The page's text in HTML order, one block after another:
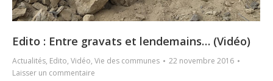
Edito : Entre gravats et lendemains… (Vidéo)
Actualités, Edito, Vidéo, Vie des communes
22 novembre 2016
Laisser un commentaire